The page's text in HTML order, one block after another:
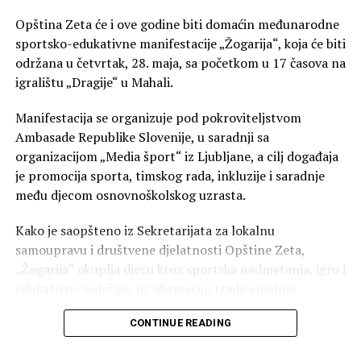
Opština Zeta će i ove godine biti domaćin međunarodne
sportsko-edukativne manifestacije „Žogarija“, koja će biti
održana u četvrtak, 28. maja, sa početkom u 17 časova na
igralištu „Dragije“ u Mahali.
Manifestacija se organizuje pod pokroviteljstvom
Ambasade Republike Slovenije, u saradnji sa
organizacijom „Media šport“ iz Ljubljane, a cilj događaja
je promocija sporta, timskog rada, inkluzije i saradnje
među djecom osnovnoškolskog uzrasta.
Kako je saopšteno iz Sekretarijata za lokalnu
samoupravu i društvene djelatnosti Opštine Zeta,
„Žogarija“ okuplja djecu kroz sportska nadmetanja, igru i
vrijednosti i evropskog duha.
Ovogodišnja manifestacija organizuje se i povodom
CONTINUE READING